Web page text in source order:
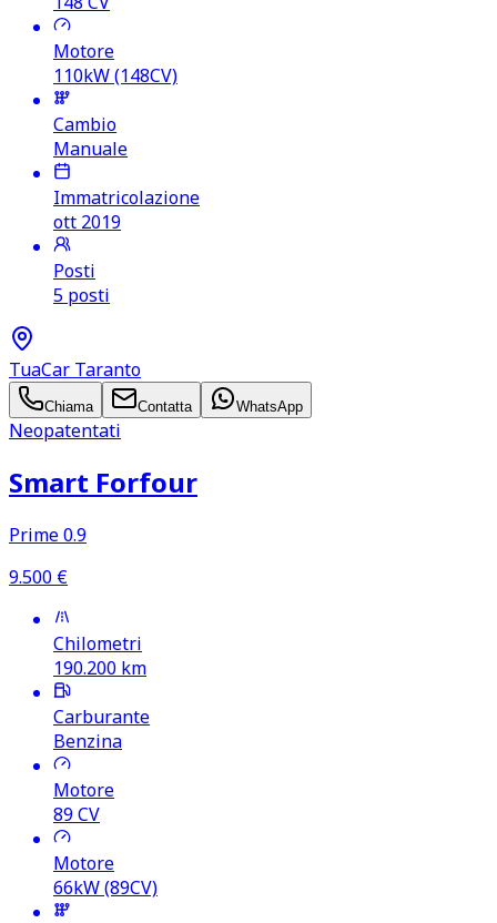
Motore
110kW (148CV)
Cambio
Manuale
Immatricolazione
ott 2019
Posti
5 posti
TuaCar Taranto
Chiama Contatta WhatsApp
Neopatentati
Smart Forfour
Prime 0.9
9.500 €
Chilometri
190.200 km
Carburante
Benzina
Motore
89CV
Motore
66kW (89CV)